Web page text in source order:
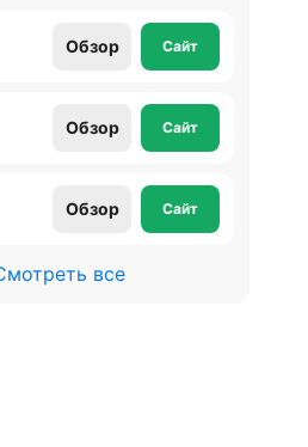
Обзор Сайт
Обзор Сайт
Обзор Сайт
все